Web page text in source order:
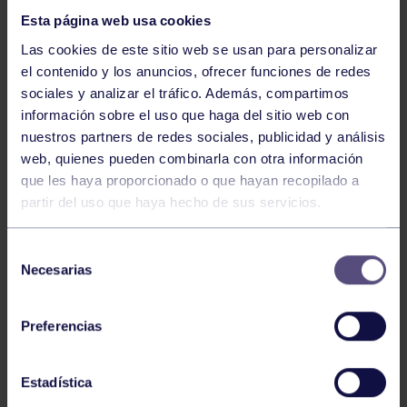
Esta página web usa cookies
Las cookies de este sitio web se usan para personalizar
el contenido y los anuncios, ofrecer funciones de redes
sociales y analizar el tráfico. Además, compartimos
información sobre el uso que haga del sitio web con
nuestros partners de redes sociales, publicidad y análisis
web, quienes pueden combinarla con otra información
que les haya proporcionado o que hayan recopilado a
partir del uso que haya hecho de sus servicios.
Necesarias
Preferencias
Estadística
Hockey 28 Jul 2026
ÓSCAR PALOMERO, RUMBO AL
MUNDIAL
Hockey